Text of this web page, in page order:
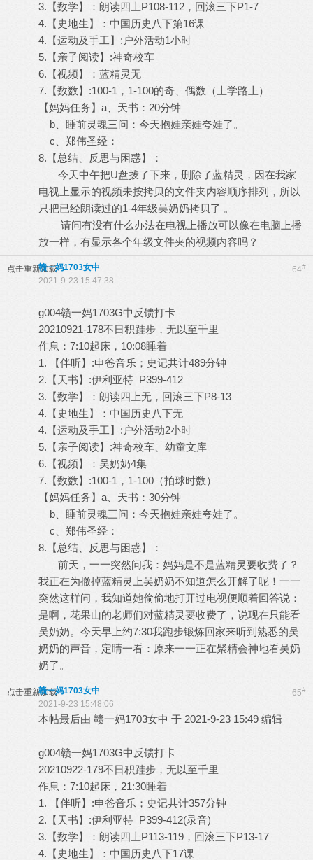
3.【数学】：朗读四上P108-112，回滚三下P1-7
4.【史地生】：中国历史八下第16课
4.【运动及手工】:户外活动1小时
5.【亲子阅读】:神奇校车
6.【视频】：蓝精灵无
7.【数数】:100-1，1-100的奇、偶数（上学路上）
【妈妈任务】a、天书：20分钟
b、睡前灵魂三问：今天抱娃亲娃夸娃了。
c、郑伟圣经：
8.【总结、反思与困惑】：
今天中午把U盘拨了下来，删除了蓝精灵，因在我家
电视上显示的视频未按拷贝的文件夹内容顺序排列，所以
只把已经朗读过的1-4年级吴奶奶拷贝了 。
请问有没有什么办法在电视上播放可以像在电脑上播
放一样，有显示各个年级文件夹的视频内容吗？
点击重新加载 64#
赣一妈1703女中
2021-9-23 15:47:38
g004赣一妈1703G中反馈打卡
20210921-178不日积跬步，无以至千里
作息：7:10起床，10:08睡着
1. 【伴听】:申爸音乐；史记共计489分钟
2.【天书】:伊利亚特 P399-412
3.【数学】：朗读四上无，回滚三下P8-13
4.【史地生】：中国历史八下无
4.【运动及手工】:户外活动2小时
5.【亲子阅读】:神奇校车、幼童文库
6.【视频】：吴奶奶4集
7.【数数】:100-1，1-100（拍球时数）
【妈妈任务】a、天书：30分钟
b、睡前灵魂三问：今天抱娃亲娃夸娃了。
c、郑伟圣经：
8.【总结、反思与困惑】：
前天，一一突然问我：妈妈是不是蓝精灵要收费了？
我正在为撤掉蓝精灵上吴奶奶不知道怎么开解了呢！一一
突然这样问，我知道她偷偷地打开过电视便顺着回答说：
是啊，花果山的老师们对蓝精灵要收费了，说现在只能看
吴奶奶。今天早上约7:30我跑步锻炼回家来听到熟悉的吴
奶奶的声音，定睛一看：原来一一正在聚精会神地看吴奶
奶了。
点击重新加载 65#
赣一妈1703女中
2021-9-23 15:48:06
本帖最后由 赣一妈1703女中 于 2021-9-23 15:49 编辑
g004赣一妈1703G中反馈打卡
20210922-179不日积跬步，无以至千里
作息：7:10起床，21:30睡着
1. 【伴听】:申爸音乐；史记共计357分钟
2.【天书】:伊利亚特 P399-412(录音)
3.【数学】：朗读四上P113-119，回滚三下P13-17
4.【史地生】：中国历史八下17课